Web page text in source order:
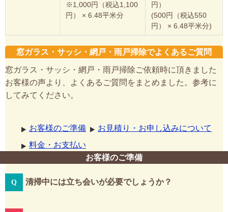
※1,000円（税込1,100
円） × 6.48平米分
円）
(500円（税込550
円） × 6.48平米分)
窓ガラス・サッシ・網戸・雨戸掃除でよくあるご質問
窓ガラス・サッシ・網戸・雨戸掃除ご依頼時に頂きました
お客様の声より、よくあるご質問をまとめました。参考に
してみてください。
お客様のご準備
お見積り・お申し込みについて
料金・お支払い
お客様のご準備
清掃中には立ち会いが必要でしょうか？